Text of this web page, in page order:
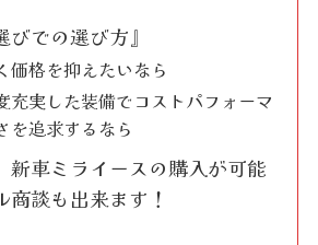
びでの選び方』
格を抑えたいなら
実した装備でコストパフォーマ
を追求するなら
新車ミライースの購入が可能
商談も出来ます！